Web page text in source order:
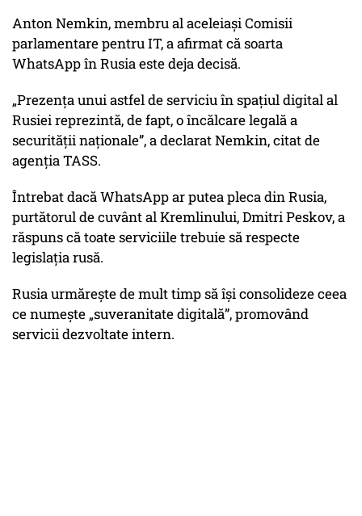
Anton Nemkin, membru al aceleiași Comisii
parlamentare pentru IT, a afirmat că soarta
WhatsApp în Rusia este deja decisă.
„Prezența unui astfel de serviciu în spațiul digital al
Rusiei reprezintă, de fapt, o încălcare legală a
securității naționale”, a declarat Nemkin, citat de
agenția TASS.
Întrebat dacă WhatsApp ar putea pleca din Rusia,
purtătorul de cuvânt al Kremlinului, Dmitri Peskov, a
răspuns că toate serviciile trebuie să respecte
legislația rusă.
Rusia urmărește de mult timp să își consolideze ceea
ce numește „suveranitate digitală”, promovând
servicii dezvoltate intern.